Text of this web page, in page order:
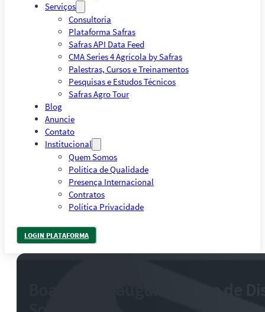
Serviços
Consultoria
Plataforma Safras
Safras API Data Feed
CMA Series 4 Agrícola by Safras
Palestras, Cursos e Treinamentos
Pesquisas e Estudos Técnicos
Safras Agro Tour
Blog
Anuncie
Contato
Institucional
Quem Somos
Política de Qualidade
Presença Internacional
Contratos
Política Privacidade
LOGIN PLATAFORMA